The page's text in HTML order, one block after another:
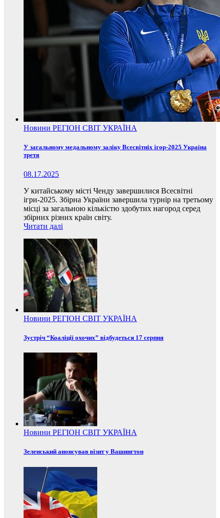
Новини РЕГІОН СВІТ УКРАЇНА
У загальному медальному заліку Всесвітніх ігор-2025 Україна
третя
08.17.2025
У китайському місті Ченду завершилися Всесвітні
ігри-2025. Збірна України завершила турнір на третьому
місці за загальною кількістю здобутих нагород серед
збірних різних країн світу.
Читати далі
Новини РЕГІОН СВІТ УКРАЇНА
Зустріч “Коаліції охочих” відбудеться 17 серпня
Новини РЕГІОН СВІТ УКРАЇНА
Зеленський анонсував візит у Вашингтон